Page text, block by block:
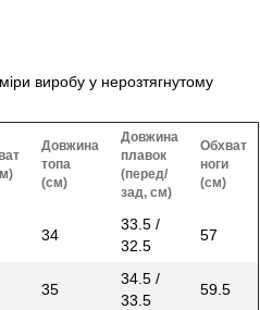
виробу у нерозтягнутому
Довжина
топа
(см)
Довжина
плавок
(перед/
зад, см)
Обхват
ноги
(см)
34
33.5 /
32.5
57
35
34.5 /
33.5
59.5